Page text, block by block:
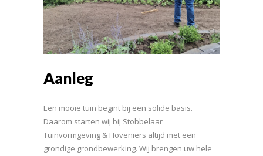
Aanleg
Een mooie tuin begint bij een solide basis.
Daarom starten wij bij Stobbelaar
Tuinvormgeving & Hoveniers altijd met een
grondige grondbewerking. Wij brengen uw hele